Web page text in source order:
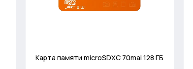
Карта памяти microSDXC 70mai 128 ГБ